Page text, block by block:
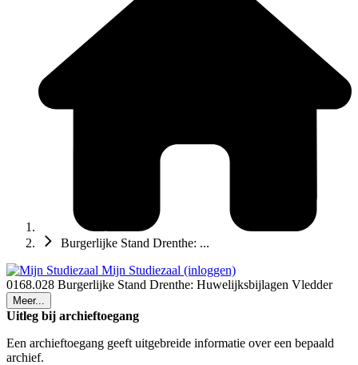
Burgerlijke Stand Drenthe: ...
Mijn Studiezaal (inloggen)
0168.028 Burgerlijke Stand Drenthe: Huwelijksbijlagen Vledder
Meer...
Uitleg bij archieftoegang
Een archieftoegang geeft uitgebreide informatie over een bepaald
archief.